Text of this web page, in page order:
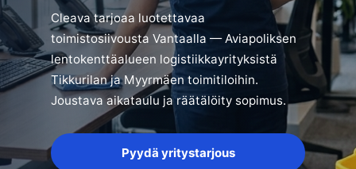
Cleava tarjoaa luotettavaa
toimistosiivousta Vantaalla — Aviapoliksen
lentokenttäalueen logistiikkayrityksistä
Tikkurilan ja Myyrmäen toimitiloihin.
Joustava aikataulu ja räätälöity sopimus.
Pyydä yritystarjous